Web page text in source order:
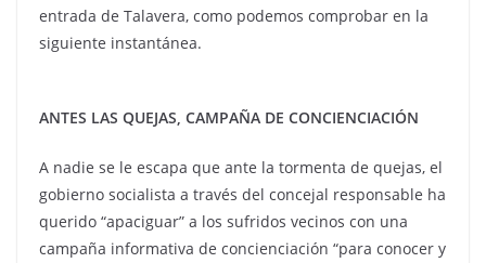
entrada de Talavera, como podemos comprobar en la
siguiente instantánea.
ANTES LAS QUEJAS, CAMPAÑA DE CONCIENCIACIÓN
A nadie se le escapa que ante la tormenta de quejas, el
gobierno socialista a través del concejal responsable ha
querido “apaciguar” a los sufridos vecinos con una
campaña informativa de concienciación “para conocer y